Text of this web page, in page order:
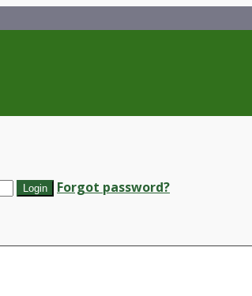
Forgot password?